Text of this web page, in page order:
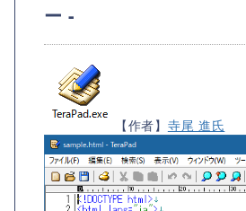
ー -
【作者】 寺尾 進氏